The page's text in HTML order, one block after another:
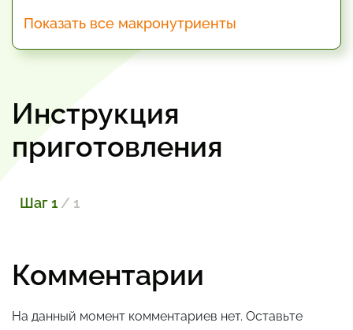
Показать все макронутриенты
Инструкция
приготовления
Шаг 1 / 1
Комментарии
На данный момент комментариев нет. Оставьте